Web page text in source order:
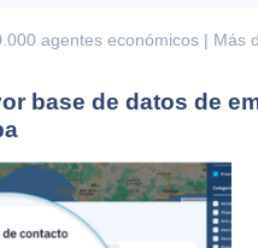
agentes económicos | Más
base de datos de